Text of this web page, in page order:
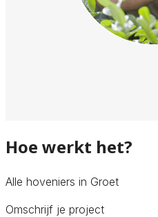
Hoe werkt het?
Alle hoveniers in Groet
Omschrijf je project